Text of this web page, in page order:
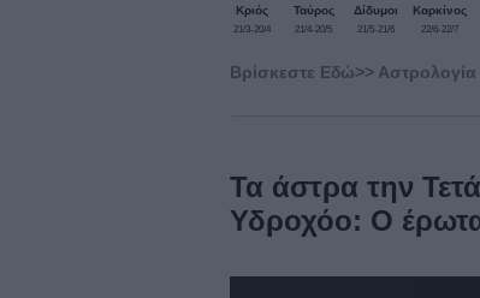
Κριός
21/3-20/4
Ταύρος
21/4-20/5
Δίδυμοι
21/5-21/6
Καρκίνος
22/6-22/7
Βρίσκεστε Eδώ>> Αστρολογία
Τα άστρα την
Υδροχόο: Ο